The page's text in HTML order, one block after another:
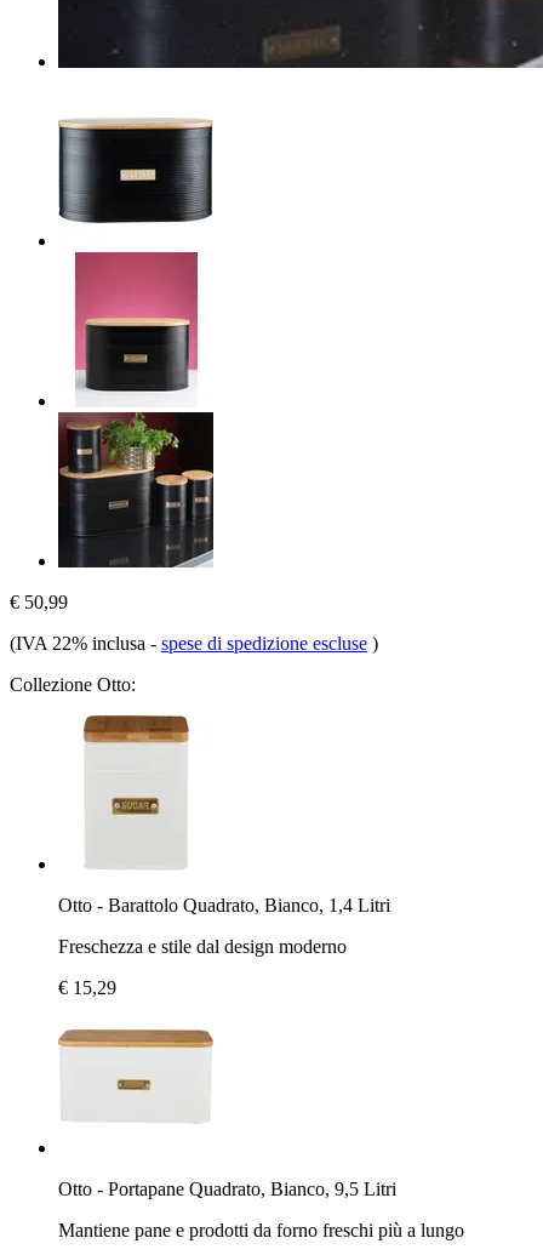
€ 50,99
(IVA 22% inclusa - spese di spedizione escluse )
Collezione Otto:
Otto - Barattolo Quadrato, Bianco, 1,4 Litri
Freschezza e stile dal design moderno
€ 15,29
Otto - Portapane Quadrato, Bianco, 9,5 Litri
Mantiene pane e prodotti da forno freschi più a lungo